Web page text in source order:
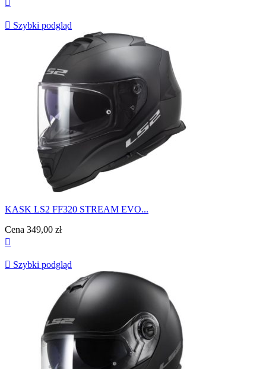

 Szybki podgląd
KASK LS2 FF320 STREAM EVO...
Cena 349,00 zł

 Szybki podgląd